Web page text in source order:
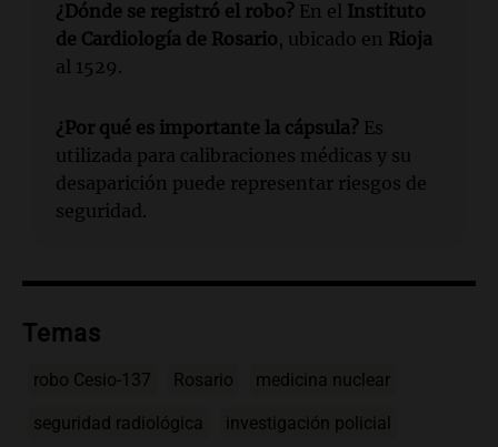
¿Dónde se registró el robo? En el Instituto
de Cardiología de Rosario, ubicado en Rioja
al 1529.
¿Por qué es importante la cápsula? Es
utilizada para calibraciones médicas y su
desaparición puede representar riesgos de
seguridad.
Temas
robo Cesio-137 Rosario medicina nuclear
seguridad radiológica investigación policial